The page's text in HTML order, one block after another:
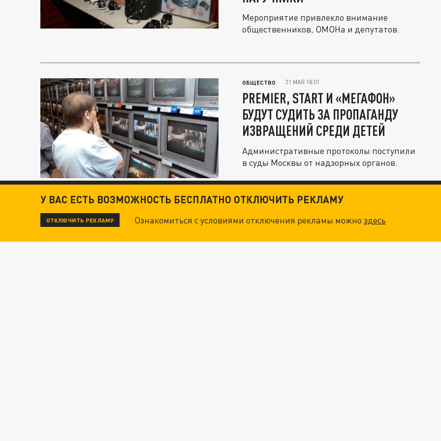
Мероприятие привлекло внимание
общественников, ОМОНа и депутатов.
ОБЩЕСТВО 31 МАЯ 18:01
PREMIER, START И «МЕГАФОН»
БУДУТ СУДИТЬ ЗА ПРОПАГАНДУ
ИЗВРАЩЕНИЙ СРЕДИ ДЕТЕЙ
Административные протоколы поступили
в суды Москвы от надзорных органов.
У ВАС ЕСТЬ ВОЗМОЖНОСТЬ БЕСПЛАТНО ОТКЛЮЧИТЬ РЕКЛАМУ
ОТКЛЮЧИТЬ РЕКЛАМУ Ознакомиться с условиями отключения рекламы можноздесь